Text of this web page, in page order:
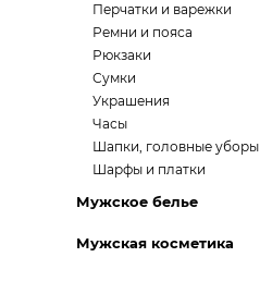
Перчатки и варежки
Ремни и пояса
Рюкзаки
Сумки
Украшения
Часы
Шапки, головные уборы
Шарфы и платки
Мужское белье
Мужская косметика